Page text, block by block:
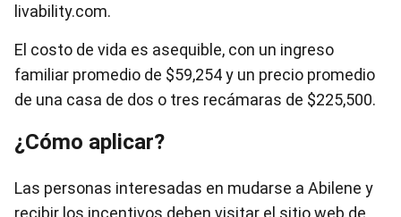
livability.com.
El costo de vida es asequible, con un ingreso
familiar promedio de $59,254 y un precio promedio
de una casa de dos o tres recámaras de $225,500.
¿Cómo aplicar?
Las personas interesadas en mudarse a Abilene y
recibir los incentivos deben visitar el sitio web de